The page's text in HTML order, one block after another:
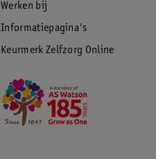
Werken bij
Informatiepagina's
Keurmerk Zelfzorg Online